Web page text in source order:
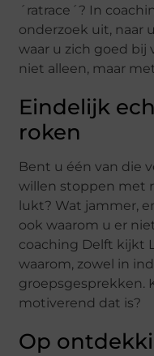
´ratrace´? In
onderzoek uit, naar
waar u zich goed
niet alleen, maar
Eindelijk
roken
Bent u één van die
willen stoppen met
lukt? Wat jammer,
ook waarom u er
coaching Delft kijkt
waarom, zowel in
groepsgesprekken.
motiverend dat is?
Op